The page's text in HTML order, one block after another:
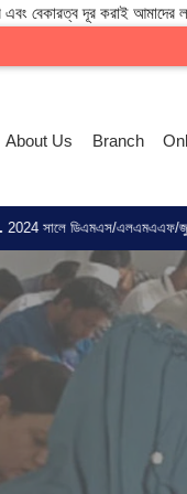
বেকারত্ব দূর করাই আমাদের
About Us Branch
এলএমএএফ/জুনিয়র নার্সিং